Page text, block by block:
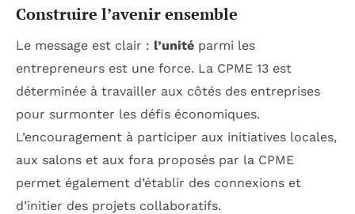
Construire l’avenir ensemble
Le message est clair : l’unité parmi les
entrepreneurs est une force. La CPME 13 est
déterminée à travailler aux côtés des entreprises
pour surmonter les défis économiques.
L’encouragement à participer aux initiatives locales,
aux salons et aux fora proposés par la CPME
permet également d’établir des connexions et
d’initier des projets collaboratifs.